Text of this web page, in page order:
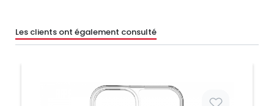
Les clients ont également consulté